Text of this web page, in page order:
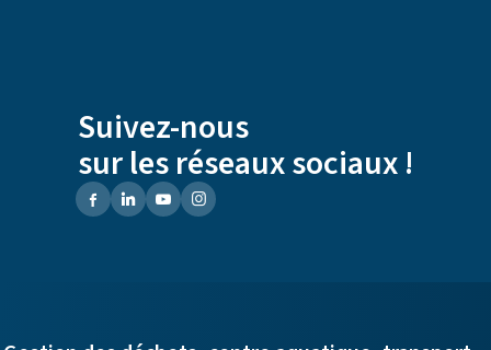
Suivez-nous
sur les réseaux sociaux !